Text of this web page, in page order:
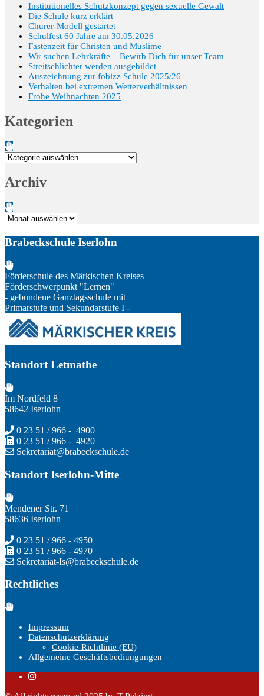
Institutionelles Schutzkonzept gegen sexuelle Gewalt
Die Schule kurz erklärt
Churer-Modell gestartet
Schulfest 60 Jahre am 30.05.2026
Fastenzeit für Christen und Muslime
Wir suchen Lehrkräfte – Bewirb Dich für unser Team
Streitschlichter werden ausgebildet
Auszeichnung zur fobizz Schule 2025/26
Verhalten bei extremen Wetterverhältnissen
Frohe Weihnachten 2025
Kategorien
Kategorien
Archiv
Archiv
Brabeckschule Iserlohn
Förderschule des Märkischen Kreises
Förderschwerpunkt "Lernen"
- gebundene Ganztagsschule mit
Primarstufe und Sekundarstufe I -
Standort Letmathe
Im Nordfeld 8
58642 Iserlohn
0 23 51 / 966 - 4900
0 23 51 / 966 - 4920
Sekretariat@brabeckschule.de
Standort Iserlohn-Mitte
Mendener Str. 71
58636 Iserlohn
0 23 51 / 966 - 4950
0 23 51 / 966 - 4970
Sekretariat-Is@brabeckschule.de
Rechtliches
Impressum
Datenschutzerklärung
Cookie-Richtlinie (EU)
Allgemeine Geschäftsbediungungen